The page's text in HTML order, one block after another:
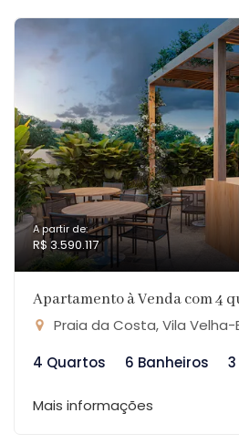
A partir de:
R$ 3.590.117
Apartamento à Venda com 4
Praia da Costa, Vila Velha-
4 Quartos
6 Banheiros
Mais informações